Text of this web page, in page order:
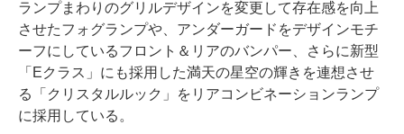
ランプまわりのグリルデザインを変更して存在感を向上
させたフォグランプや、アンダーガードをデザインモチ
ーフにしているフロント＆リアのバンパー、さらに新型
「Eクラス」にも採用した満天の星空の輝きを連想させ
る「クリスタルルック」をリアコンビネーションランプ
に採用している。